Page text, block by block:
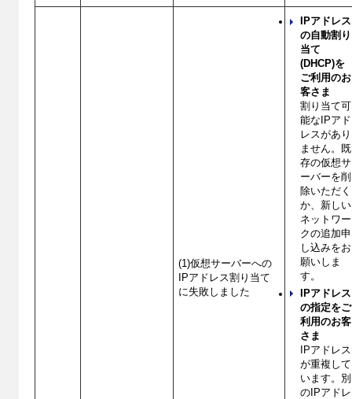
(1)仮想サーバーへの
IPアドレス割り当て
に失敗しました
IPアドレス
の自動割り
当て
(DHCP)を
ご利用のお
客さま
割り当て可
能なIPアド
レスがあり
ません。既
存の仮想サ
ーバーを削
除いただく
か、新しい
ネットワー
クの追加申
し込みをお
願いしま
す。
IPアドレス
の指定をご
利用のお客
さま
IPアドレス
が重複して
います。別
のIPアドレ